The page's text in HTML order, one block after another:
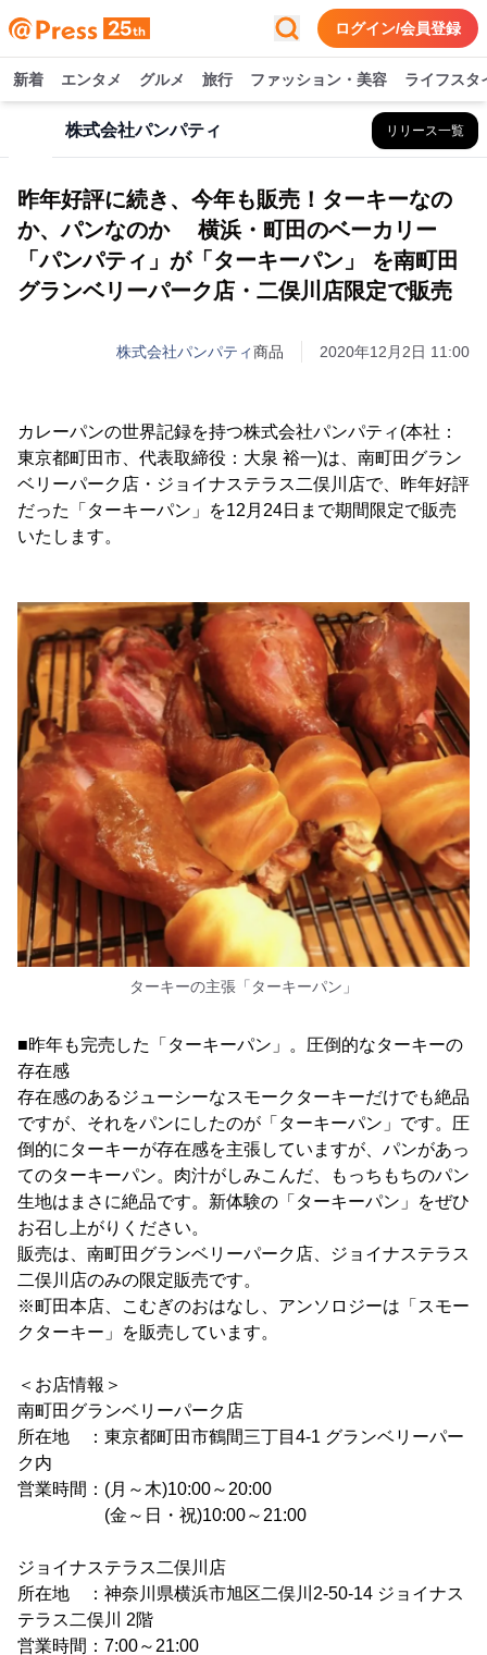
ログイン/会員登録
新着 エンタメ グルメ 旅行 ファッション・美容 ライフスタ
株式会社パンパティ リリース一覧
昨年好評に続き、今年も販売！ターキーなの
か、パンなのか 横浜・町田のベーカリー
「パンパティ」が「ターキーパン」 を南町田
グランベリーパーク店・二俣川店限定で販売
株式会社パンパティ商品 2020年12月2日 11:00
カレーパンの世界記録を持つ株式会社パンパティ(本社：
東京都町田市、代表取締役：大泉 裕一)は、南町田グラン
ベリーパーク店・ジョイナステラス二俣川店で、昨年好評
だった「ターキーパン」を12月24日まで期間限定で販売
いたします。
ターキーの主張「ターキーパン」
■昨年も完売した「ターキーパン」。圧倒的なターキーの
存在感
存在感のあるジューシーなスモークターキーだけでも絶品
ですが、それをパンにしたのが「ターキーパン」です。圧
倒的にターキーが存在感を主張していますが、パンがあっ
てのターキーパン。肉汁がしみこんだ、もっちもちのパン
生地はまさに絶品です。新体験の「ターキーパン」をぜひ
お召し上がりください。
販売は、南町田グランベリーパーク店、ジョイナステラス
二俣川店のみの限定販売です。
※町田本店、こむぎのおはなし、アンソロジーは「スモー
クターキー」を販売しています。
＜お店情報＞
南町田グランベリーパーク店
所在地 ：東京都町田市鶴間三丁目4-1 グランベリーパー
ク内
営業時間：(月～木)10:00～20:00
(金～日・祝)10:00～21:00
ジョイナステラス二俣川店
所在地 ：神奈川県横浜市旭区二俣川2-50-14 ジョイナス
テラス二俣川 2階
営業時間：7:00～21:00